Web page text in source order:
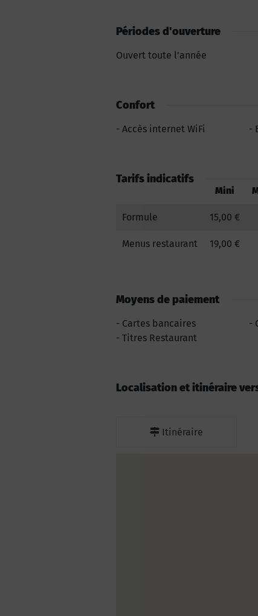
Périodes d'ouverture
Ouvert toute l'année
Confort
Accès internet WiFi
Tarifs indicatifs
Mini
Formule 15,00 €
Menus restaurant 19,00 €
Moyens de paiement
Cartes bancaires
Titres Restaurant
Localisation et itinéraire
Itinéraire